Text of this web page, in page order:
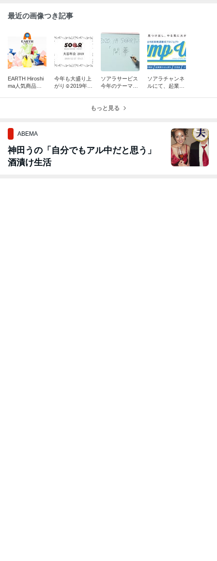
最近の画像つき記事
EARTH Hiroshi
ma人気商品
今年も大盛り上
がり☺2019年S
ソアラサービス
今年のテーマは
ソアラチャンネ
ルにて、起業家
もっと見る
ABEMA
神田うの「自分でもアル中だと思う」
酒漬け生活